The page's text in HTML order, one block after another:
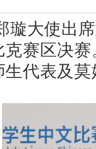
璇大使出
克赛区决
代表及